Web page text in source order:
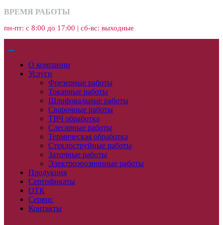
ВРЕМЯ РАБОТЫ
пн-пт: с 8:00 до 17:00 | сб-вс: выходные
О компании
Услуги
Фрезерные работы
Токарные работы
Шлифовальные работы
Сварочные работы
ТВЧ обработка
Слесарные работы
Термическая обработка
Стеклоструйные работы
Заточные работы
Электроэрозионные работы
Продукция
Сертификаты
ОТК
Сервис
Контакты